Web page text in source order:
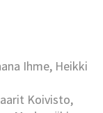
Ihme, Heikki
Koivisto,